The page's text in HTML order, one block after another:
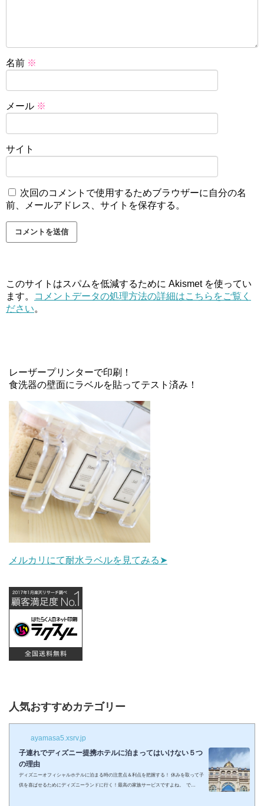
名前 ※
メール ※
サイト
次回のコメントで使用するためブラウザーに自分の名
前、メールアドレス、サイトを保存する。
このサイトはスパムを低減するために Akismet を使ってい
ます。
コメントデータの処理方法の詳細はこちらをご覧く
ださい。
レーザープリンターで印刷！
食洗器の壁面にラベルを貼ってテスト済み！
メルカリにて耐水ラベルを見てみる➤
人気おすすめカテゴリー
ayamasa5.xsrv.jp
子連れでディズニー提携ホテルに泊まってはいけない５つ
の理由
ディズニーオフィシャルホテルに泊まる時の注意点＆利点を把握する！ 休みを取って子
供を喜ばせるためにディズニーランドに行く！最高の家族サービスですよね。 で